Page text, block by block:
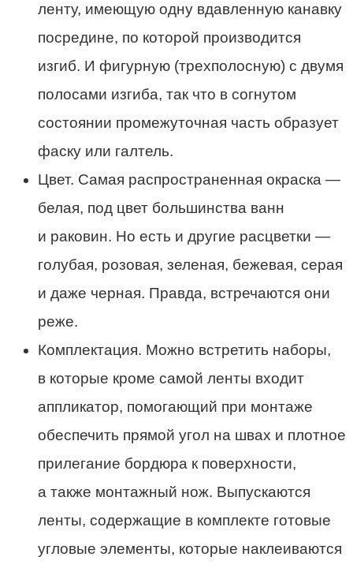
ленту, имеющую одну вдавленную канавку
посредине, по которой производится
изгиб. И фигурную (трехполосную) с двумя
полосами изгиба, так что в согнутом
состоянии промежуточная часть образует
фаску или галтель.
Цвет. Самая распространенная окраска —
белая, под цвет большинства ванн
и раковин. Но есть и другие расцветки —
голубая, розовая, зеленая, бежевая, серая
и даже черная. Правда, встречаются они
реже.
Комплектация. Можно встретить наборы,
в которые кроме самой ленты входит
аппликатор, помогающий при монтаже
обеспечить прямой угол на швах и плотное
прилегание бордюра к поверхности,
а также монтажный нож. Выпускаются
ленты, содержащие в комплекте готовые
угловые элементы, которые наклеиваются